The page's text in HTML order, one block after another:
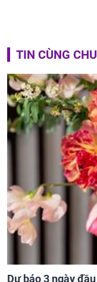
TIN CÙNG
Dự báo 3 ngày